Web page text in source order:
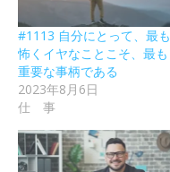
#1113 自分にとって、最も
怖くイヤなことこそ、最も
重要な事柄である
2023年8月6日
仕 事